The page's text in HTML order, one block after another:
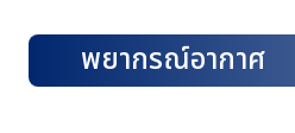
พยากรณ์อากาศ